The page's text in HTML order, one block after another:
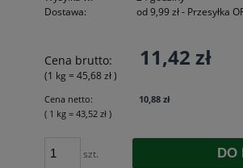
Dostawa:
od 9,99 zł- Przesyłka
Cena nie zawiera
płatności
Cena brutto: 11,42 zł
(1 kg =45,68 zł)
Cena netto:
10,88 zł
( 1 kg =43,52 zł)
szt. DO